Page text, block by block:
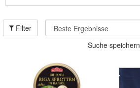
Filter
Suche speichern